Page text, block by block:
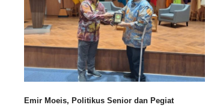
Emir Moeis, Politikus Senior dan Pegiat